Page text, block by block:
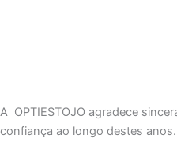
A OPTIESTOJO agradece
confiança ao longo destes